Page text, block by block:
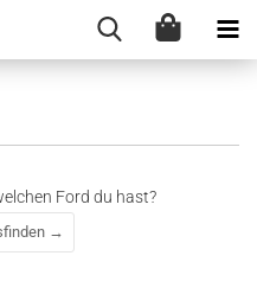
Ford du hast?
→